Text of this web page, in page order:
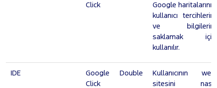
Click
Google haritalarının
kullanıcı tercihlerini
ve bilgilerini
saklamak için
kullanılır.
IDE
Google Double
Click
Kullanıcının web
sitesini nasıl